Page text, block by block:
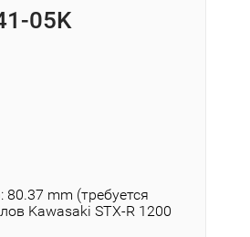
05K
mm (требуется
Kawasaki STX-R 1200